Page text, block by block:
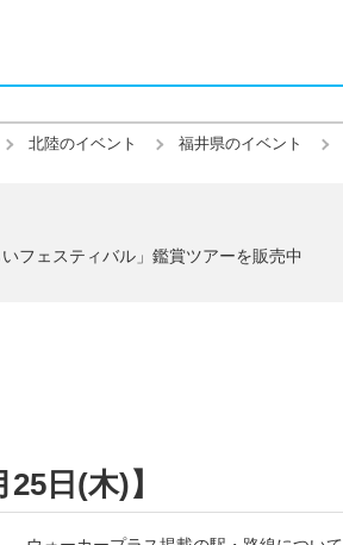
北陸のイベント 福井県のイベント
フェスティバル」鑑賞ツアーを販売中
日(木)】